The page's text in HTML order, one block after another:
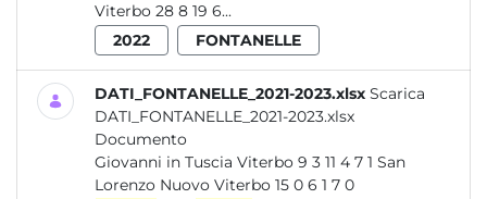
Viterbo 28 8 19 6...
2022
FONTANELLE
DATI_FONTANELLE_2021-2023.xlsx Scarica
DATI_FONTANELLE_2021-2023.xlsx
Documento
Giovanni in Tuscia Viterbo 9 3 11 4 7 1 San
Lorenzo Nuovo Viterbo 15 0 6 1 7 0